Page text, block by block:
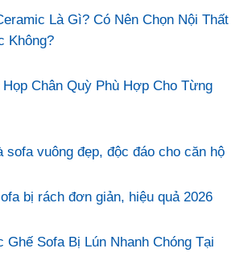
Là Gì? Có Nên Chọn Nội Thất
Không?
Chân Quỳ Phù Hợp Cho Từng
sofa vuông đẹp, độc đáo cho căn hộ
bị rách đơn giản, hiệu quả 2026
Ghế Sofa Bị Lún Nhanh Chóng Tại